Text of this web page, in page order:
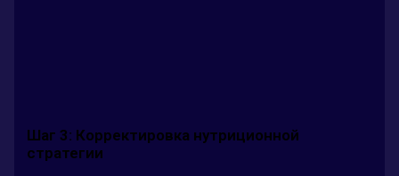
Шаг 3: Корректировка нутриционной
стратегии